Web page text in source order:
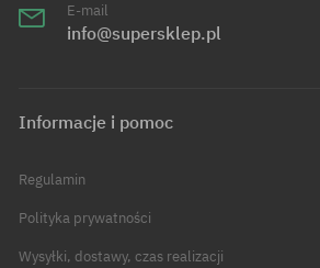
E-mail
info@supersklep.pl
Informacje i pomoc
Regulamin
Polityka prywatności
Wysyłki, dostawy, czas realizacji